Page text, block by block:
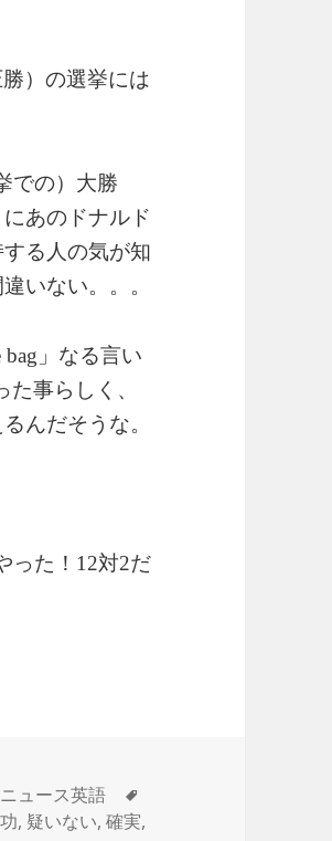
）の選挙には
での）大勝
あのドナルド
る人の気が知
いない。。。
bag 」なる言い
た事らしく、
んだそうな。
った！ 12対2だ
ュース英語
グ
, 疑いない,確実,